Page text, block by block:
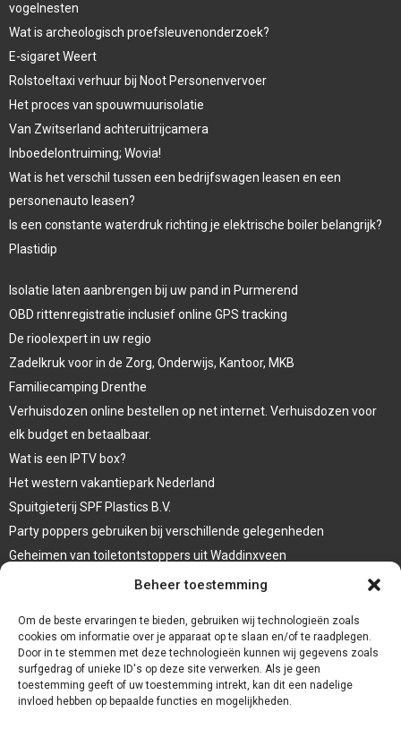
Beheer toestemming
Om de beste ervaringen te bieden, gebruiken wij technologieën zoals
cookies om informatie over je apparaat op te slaan en/of te raadplegen.
Door in te stemmen met deze technologieën kunnen wij gegevens zoals
surfgedrag of unieke ID's op deze site verwerken. Als je geen
toestemming geeft of uw toestemming intrekt, kan dit een nadelige
invloed hebben op bepaalde functies en mogelijkheden.
vogelnesten
Wat is archeologisch proefsleuvenonderzoek?
E-sigaret Weert
Rolstoeltaxi verhuur bij Noot Personenvervoer
Het proces van spouwmuurisolatie
Van Zwitserland achteruitrijcamera
Inboedelontruiming; Wovia!
Wat is het verschil tussen een bedrijfswagen leasen en een
personenauto leasen?
Is een constante waterdruk richting je elektrische boiler belangrijk?
Plastidip
Isolatie laten aanbrengen bij uw pand in Purmerend
OBD rittenregistratie inclusief online GPS tracking
De rioolexpert in uw regio
Zadelkruk voor in de Zorg, Onderwijs, Kantoor, MKB
Familiecamping Drenthe
Verhuisdozen online bestellen op net internet. Verhuisdozen voor
elk budget en betaalbaar.
Wat is een IPTV box?
Het western vakantiepark Nederland
Spuitgieterij SPF Plastics B.V.
Party poppers gebruiken bij verschillende gelegenheden
Geheimen van toiletontstoppers uit Waddinxveen
Vormen van terrasaankleding